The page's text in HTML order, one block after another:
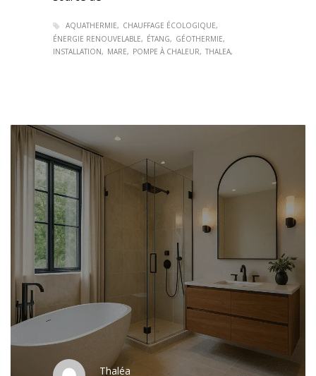
AQUATHERMIE
CHAUFFAGE ÉCOLOGIQUE
ÉNERGIE RENOUVELABLE
ÉTANG
GÉOTHERMIE
INSTALLATION
MARE POMPE À CHALEUR THALEA
Thaléa